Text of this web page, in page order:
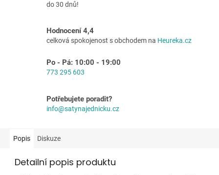
do 30 dnů!
Hodnocení 4,4
celková spokojenost s obchodem na Heureka.cz
Po - Pá: 10:00 - 19:00
773 295 603
Potřebujete poradit?
info@satynajednicku.cz
Popis Diskuze
Detailní popis produktu